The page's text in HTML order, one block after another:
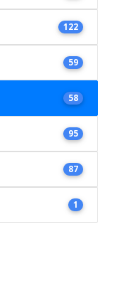
122
59
58
95
87
1